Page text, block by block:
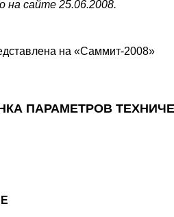
на сайте 25.06.2008.
на «Саммит-2008»
ПАРАМЕТРОВ